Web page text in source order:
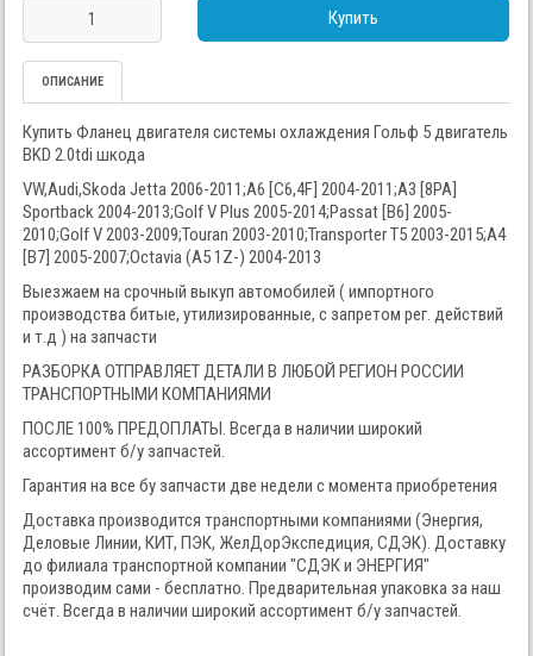
Купить
ОПИСАНИЕ
Купить Фланец двигателя системы охлаждения Гольф 5 двигатель
BKD 2.0tdi шкода
VW,Audi,Skoda Jetta 2006-2011;A6 [C6,4F] 2004-2011;A3 [8PA]
Sportback 2004-2013;Golf V Plus 2005-2014;Passat [B6] 2005-
2010;Golf V 2003-2009;Touran 2003-2010;Transporter T5 2003-2015;A4
[B7] 2005-2007;Octavia (A5 1Z-) 2004-2013
Выезжаем на срочный выкуп автомобилей ( импортного
производства битые, утилизированные, с запретом рег. действий
и т.д ) на запчасти
РАЗБОРКА ОТПРАВЛЯЕТ ДЕТАЛИ В ЛЮБОЙ РЕГИОН РОССИИ
ТРАНСПОРТНЫМИ КОМПАНИЯМИ
ПОСЛЕ 100% ПРЕДОПЛАТЫ. Всегда в наличии широкий
ассортимент б/у запчастей.
Гарантия на все бу запчасти две недели с момента приобретения
Доставка производится транспортными компаниями (Энергия,
Деловые Линии, КИТ, ПЭК, ЖелДорЭкспедиция, СДЭК). Доставку
до филиала транспортной компании "СДЭК и ЭНЕРГИЯ"
производим сами - бесплатно. Предварительная упаковка за наш
счёт. Всегда в наличии широкий ассортимент б/у запчастей.